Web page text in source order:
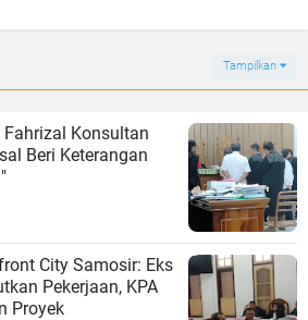
Tampilkan
Konsultan
Beri Keterangan
City Samosir: Eks
Pekerjaan, KPA
Proyek